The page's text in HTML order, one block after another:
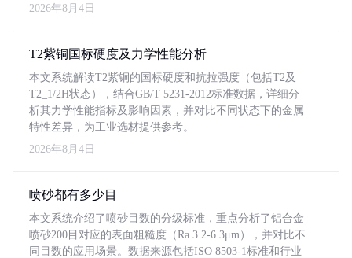
2026年8月4日
T2紫铜国标硬度及力学性能分析
本文系统解读T2紫铜的国标硬度和抗拉强度（包括T2及
T2_1/2H状态），结合GB/T 5231-2012标准数据，详细分
析其力学性能指标及影响因素，并对比不同状态下的金属
特性差异，为工业选材提供参考。
2026年8月4日
喷砂都有多少目
本文系统介绍了喷砂目数的分级标准，重点分析了铝合金
喷砂200目对应的表面粗糙度（Ra 3.2-6.3μm），并对比不
同目数的应用场景。数据来源包括ISO 8503-1标准和行业